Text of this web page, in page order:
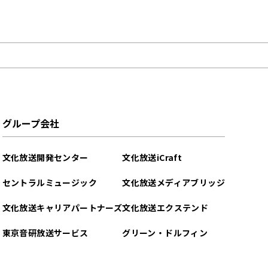
グループ会社
文化放送開発センター
セントラルミュージック
文化放送キャリアパートナーズ
東京音研放送サービス
文化放送iCraft
文化放送メディアブリッジ
文化放送エクステンド
グリーン・ドルフィン